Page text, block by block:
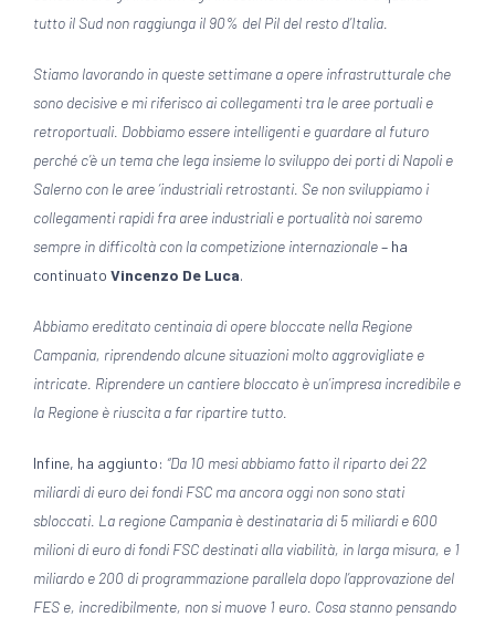
tutto il Sud non raggiunga il 90% del Pil del resto d’Italia.
Stiamo lavorando in queste settimane a opere infrastrutturale che
sono decisive e mi riferisco ai collegamenti tra le aree portuali e
retroportuali. Dobbiamo essere intelligenti e guardare al futuro
perché c’è un tema che lega insieme lo sviluppo dei porti di Napoli e
Salerno con le aree ‘industriali retrostanti. Se non sviluppiamo i
collegamenti rapidi fra aree industriali e portualità noi saremo
sempre in difficoltà con la competizione internazionale– ha
continuato Vincenzo De Luca.
Abbiamo ereditato centinaia di opere bloccate nella Regione
Campania, riprendendo alcune situazioni molto aggrovigliate e
intricate. Riprendere un cantiere bloccato è un’impresa incredibile e
la Regione è riuscita a far ripartire tutto.
Infine, ha aggiunto: “Da 10 mesi abbiamo fatto il riparto dei 22
miliardi di euro dei fondi FSC ma ancora oggi non sono stati
sbloccati. La regione Campania è destinataria di 5 miliardi e 600
milioni di euro di fondi FSC destinati alla viabilità, in larga misura, e 1
miliardo e 200 di programmazione parallela dopo l’approvazione del
FES e, incredibilmente, non si muove 1 euro. Cosa stanno pensando